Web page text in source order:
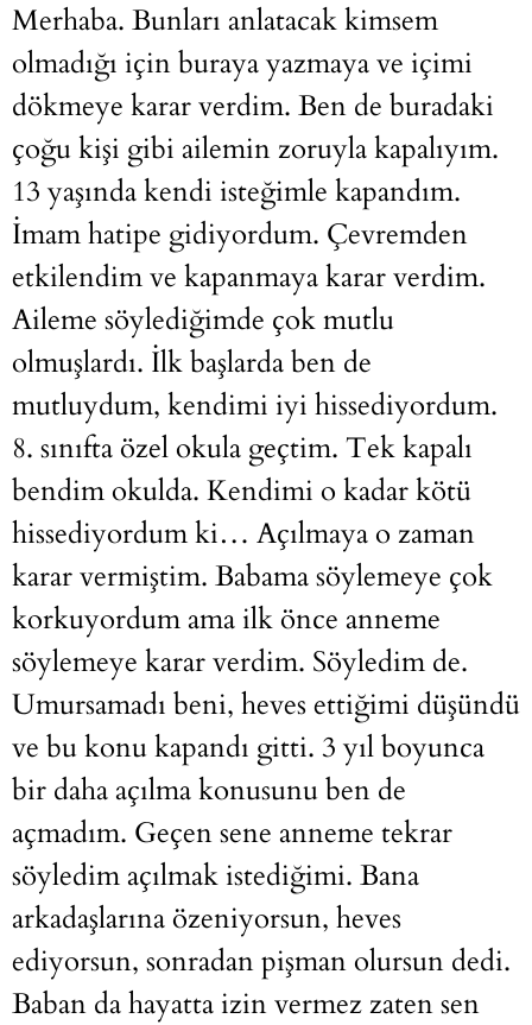
Merhaba. Bunları anlatacak kimsem
olmadığı için buraya yazmaya ve içimi
dökmeye karar verdim. Ben de buradaki
çoğu kişi gibi ailemin zoruyla kapalıyım.
13 yaşında kendi isteğimle kapandım.
İmam hatipe gidiyordum. Çevremden
etkilendim ve kapanmaya karar verdim.
Aileme söylediğimde çok mutlu
olmuşlardı. İlk başlarda ben de
mutluydum, kendimi iyi hissediyordum.
8. sınıfta özel okula geçtim. Tek kapalı
bendim okulda. Kendimi o kadar kötü
hissediyordum ki… Açılmaya o zaman
karar vermiştim. Babama söylemeye çok
korkuyordum ama ilk önce anneme
söylemeye karar verdim. Söyledim de.
Umursamadı beni, heves ettiğimi düşündü
ve bu konu kapandı gitti. 3 yıl boyunca
bir daha açılma konusunu ben de
açmadım. Geçen sene anneme tekrar
söyledim açılmak istediğimi. Bana
arkadaşlarına özeniyorsun, heves
ediyorsun, sonradan pişman olursun dedi.
Baban da hayatta izin vermez zaten sen